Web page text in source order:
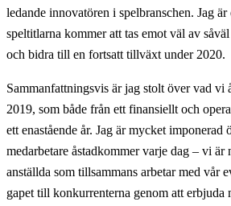
ledande innovatören i spelbranschen. Jag
speltitlarna kommer att tas emot väl av
och bidra till en fortsatt tillväxt under 2020.
Sammanfattningsvis är jag stolt över vad vi
2019, som både från ett finansiellt och
ett enastående år. Jag är mycket imponerad
medarbetare åstadkommer varje dag – vi är
anställda som tillsammans arbetar med vår
gapet till konkurrenterna genom att erbjuda